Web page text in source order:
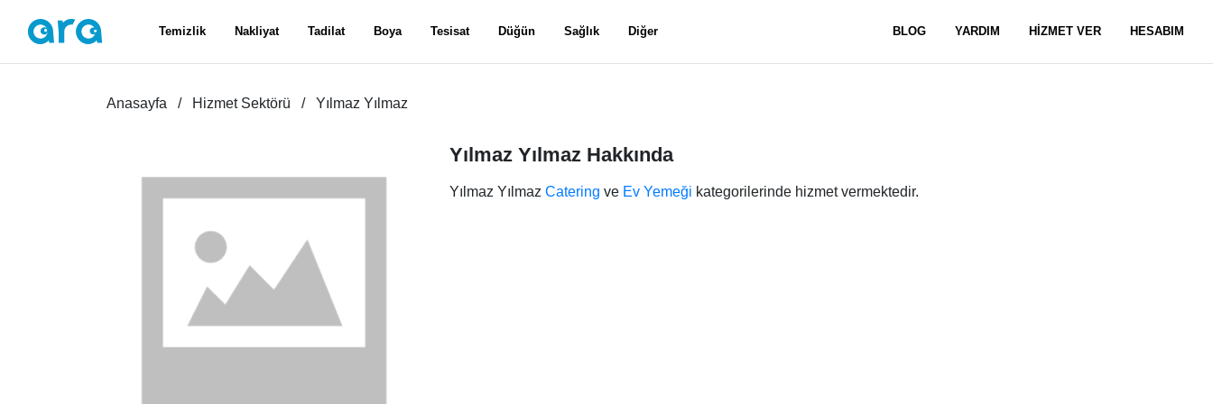
Temizlik Nakliyat Tadilat Boya Tesisat Düğün Sağlık Diğer BLOG YARDIM HİZMET VER HESABIM
Anasayfa Hizmet Sektörü Yılmaz Yılmaz
Yılmaz Yılmaz Hakkında
Yılmaz Yılmaz Catering ve Ev Yemeği kategorilerinde hizmet vermektedir.